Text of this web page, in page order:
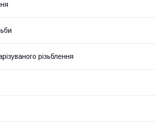
різьблення